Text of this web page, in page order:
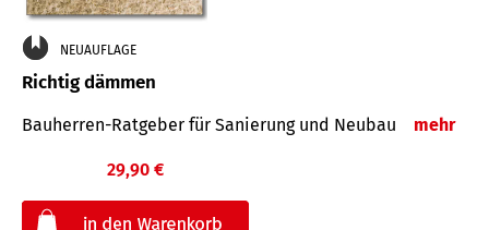
NEUAUFLAGE
Richtig dämmen
Bauherren-Ratgeber für Sanierung und Neubau mehr
29,90 €